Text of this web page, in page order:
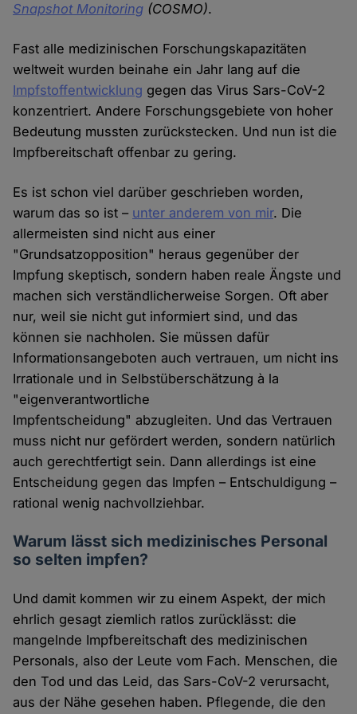
Snapshot Monitoring (COSMO).
Fast alle medizinischen Forschungskapazitäten
weltweit wurden beinahe ein Jahr lang auf die
Impfstoffentwicklung gegen das Virus Sars-CoV-2
konzentriert. Andere Forschungsgebiete von hoher
Bedeutung mussten zurückstecken. Und nun ist die
Impfbereitschaft offenbar zu gering.
Es ist schon viel darüber geschrieben worden,
warum das so ist – unter anderem von mir. Die
allermeisten sind nicht aus einer
"Grundsatzopposition" heraus gegenüber der
Impfung skeptisch, sondern haben reale Ängste und
machen sich verständlicherweise Sorgen. Oft aber
nur, weil sie nicht gut informiert sind, und das
können sie nachholen. Sie müssen dafür
Informationsangeboten auch vertrauen, um nicht ins
Irrationale und in Selbstüberschätzung à la
"eigenverantwortliche
Impfentscheidung" abzugleiten. Und das Vertrauen
muss nicht nur gefördert werden, sondern natürlich
auch gerechtfertigt sein. Dann allerdings ist eine
Entscheidung gegen das Impfen – Entschuldigung –
rational wenig nachvollziehbar.
Warum lässt sich medizinisches Personal
so selten impfen?
Und damit kommen wir zu einem Aspekt, der mich
ehrlich gesagt ziemlich ratlos zurücklässt: die
mangelnde Impfbereitschaft des medizinischen
Personals, also der Leute vom Fach. Menschen, die
den Tod und das Leid, das Sars-CoV-2 verursacht,
aus der Nähe gesehen haben. Pflegende, die den